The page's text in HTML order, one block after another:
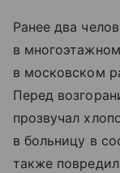
Ранее два
в
в московском
Перед
прозвучал
в больницу в
также